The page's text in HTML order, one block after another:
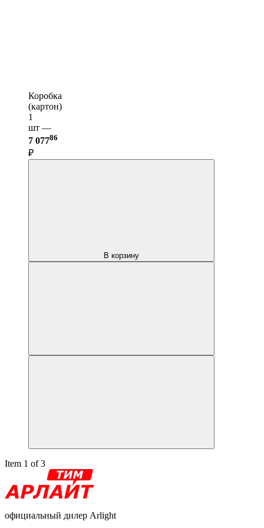
Коробка
(картон)
1
шт —
7 07786
₽
В корзину
Item 1 of 3
официальный дилер Arlight